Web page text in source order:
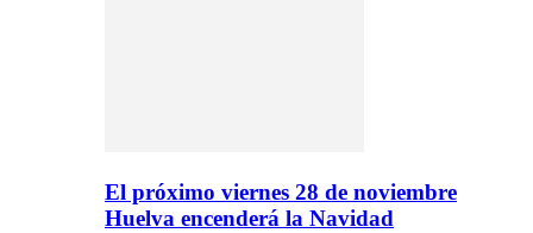
El próximo viernes 28 de noviembre
Huelva encenderá la Navidad